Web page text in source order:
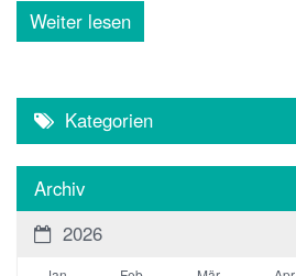
Weiter lesen
Kategorien
Archiv
2026